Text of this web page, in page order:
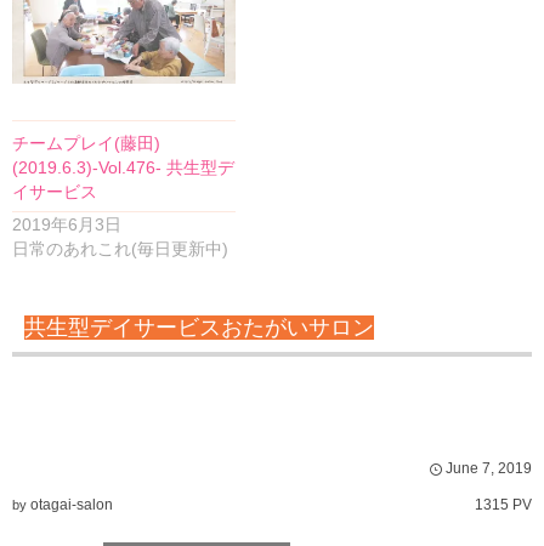
チームプレイ(藤田)
(2019.6.3)-Vol.476- 共生型デ
イサービス
2019年6月3日
日常のあれこれ(毎日更新中)
共生型デイサービスおたがいサロン
June 7, 2019
by otagai-salon 1315 PV